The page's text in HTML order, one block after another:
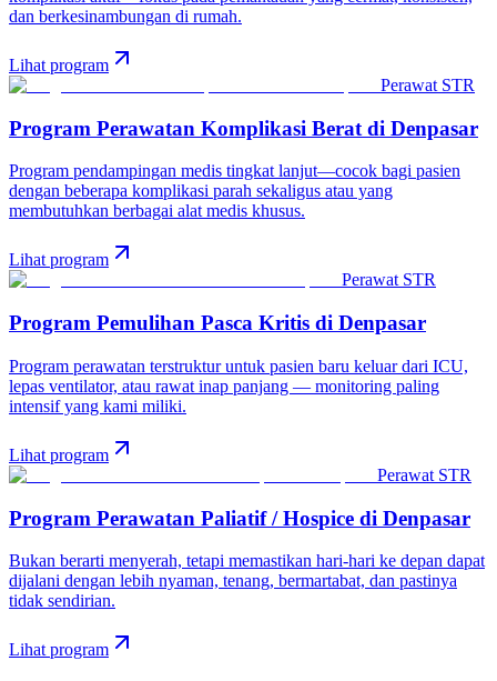
dan berkesinambungan di rumah.
Lihat program
Perawat STR
Program Perawatan Komplikasi Berat di Denpasar
Program pendampingan medis tingkat lanjut—cocok bagi pasien
dengan beberapa komplikasi parah sekaligus atau yang
membutuhkan berbagai alat medis khusus.
Lihat program
Perawat STR
Program Pemulihan Pasca Kritis di Denpasar
Program perawatan terstruktur untuk pasien baru keluar dari ICU,
lepas ventilator, atau rawat inap panjang — monitoring paling
intensif yang kami miliki.
Lihat program
Perawat STR
Program Perawatan Paliatif / Hospice di Denpasar
Bukan berarti menyerah, tetapi memastikan hari-hari ke depan dapat
dijalani dengan lebih nyaman, tenang, bermartabat, dan pastinya
tidak sendirian.
Lihat program